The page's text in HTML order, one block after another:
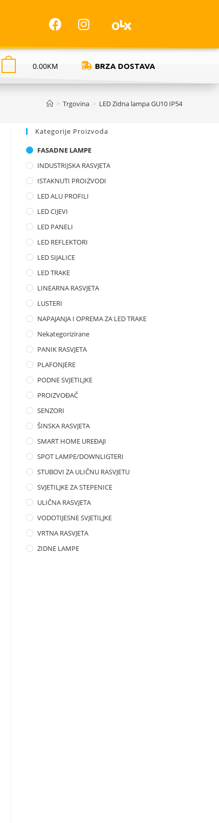
0.00KM BRZA DOSTAVA
> Trgovina > LED Zidna lampa GU10 IP54
Kategorije Proizvoda
FASADNE LAMPE
INDUSTRIJSKA RASVJETA
ISTAKNUTI PROIZVODI
LED ALU PROFILI
LED CIJEVI
LED PANELI
LED REFLEKTORI
LED SIJALICE
LED TRAKE
LINEARNA RASVJETA
LUSTERI
NAPAJANJA I OPREMA ZA LED TRAKE
Nekategorizirane
PANIK RASVJETA
PLAFONJERE
PODNE SVJETILJKE
PROIZVOĐAČ
SENZORI
ŠINSKA RASVJETA
SMART HOME UREĐAJI
SPOT LAMPE/DOWNLIGTERI
STUBOVI ZA ULIČNU RASVJETU
SVJETILJKE ZA STEPENICE
ULIČNA RASVJETA
VODOTIJESNE SVJETILJKE
VRTNA RASVJETA
ZIDNE LAMPE